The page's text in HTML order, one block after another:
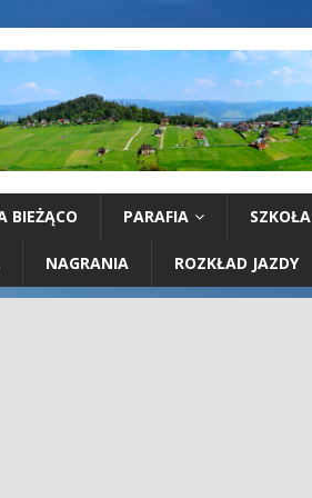
BIEŻĄCO PARAFIA SZKOŁA
NAGRANIA ROZKŁAD JAZDY